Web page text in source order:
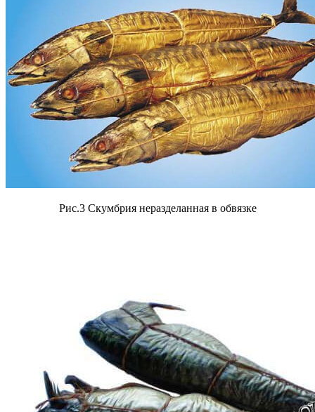
Рис.3 Скумбрия неразделанная в обвязке